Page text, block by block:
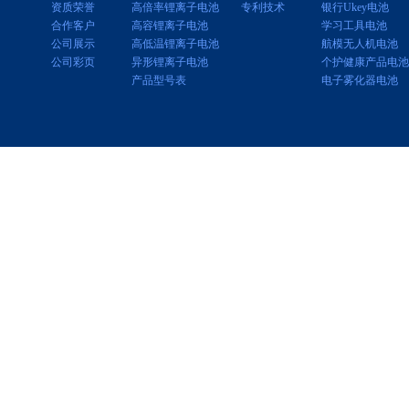
资质荣誉
合作客户
公司展示
公司彩页
高倍率锂离子电池
高容锂离子电池
高低温锂离子电池
异形锂离子电池
产品型号表
专利技术
银行Ukey电池
学习工具电池
航模无人机电池
个护健康产品电池
电子雾化器电池